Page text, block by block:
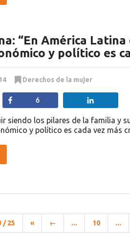
“En América
y político es
Derechos de la mujer
Compartir
6
siendo los pilares de la familia y
y político es cada vez más
/ 25 « ← ... 10 ...